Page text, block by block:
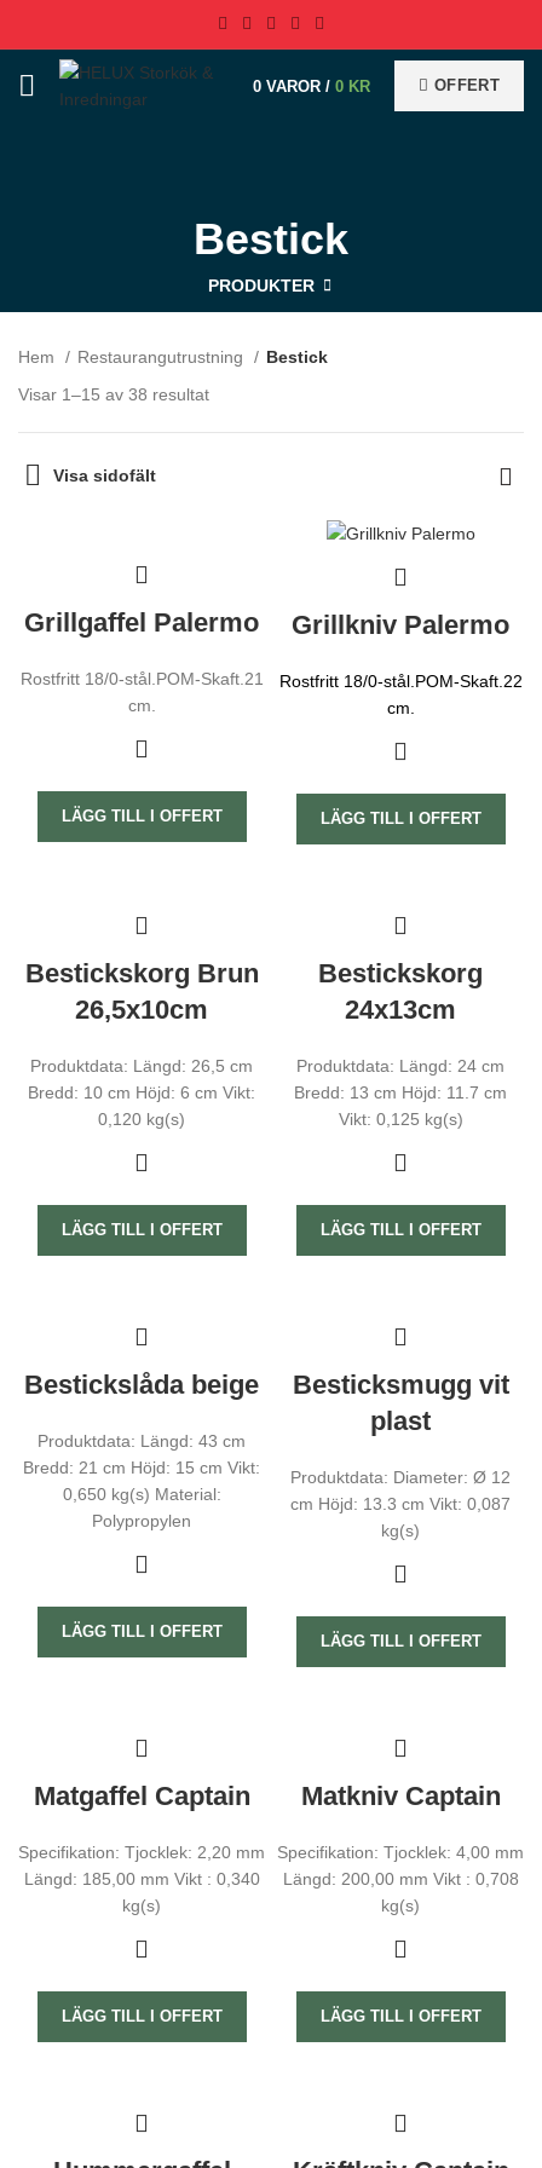
0 VAROR / 0 KR OFFERT
Bestick
PRODUKTER
Hem Restaurangutrustning
Bestick
Visar 1–15 av 38 resultat
Visa sidofält
Grillgaffel Palermo
Rostfritt 18/0-stål.POM-Skaft.21
cm.
LÄGG TILL I OFFERT
Grillkniv Palermo
Rostfritt 18/0-stål. POM-Skaft. 22
cm.
LÄGG TILL I OFFERT
Bestickskorg Brun
26,5x10cm
Produktdata: Längd: 26,5 cm
Bredd: 10 cm Höjd: 6 cm Vikt:
0,120 kg(s)
LÄGG TILL I OFFERT
Bestickskorg
24x13cm
Produktdata: Längd: 24 cm
Bredd: 13 cm Höjd: 11.7 cm
Vikt: 0,125 kg(s)
LÄGG TILL I OFFERT
Bestickslåda beige
Produktdata: Längd: 43 cm
Bredd: 21 cm Höjd: 15 cm Vikt:
0,650 kg(s) Material:
Polypropylen
LÄGG TILL I OFFERT
Besticksmugg vit
plast
Produktdata: Diameter: Ø 12
cm Höjd: 13.3 cm Vikt: 0,087
kg(s)
LÄGG TILL I OFFERT
Matgaffel Captain
Specifikation: Tjocklek: 2,20 mm
Längd: 185,00 mm Vikt : 0,340
kg(s)
LÄGG TILL I OFFERT
Matkniv Captain
Specifikation: Tjocklek: 4,00 mm
Längd: 200,00 mm Vikt : 0,708
kg(s)
LÄGG TILL I OFFERT
Nödvändiga
Dessa kakor
fungera.
För att vi
ska kunna
hemsidans
baserat på
hemsida ska
möjligt under
ditt besök.
Om du
nekar de här
kakorna
hemsidan.
ditt beteende när
du surfar ökar du
se personligt
innehåll och
erbjudanden.